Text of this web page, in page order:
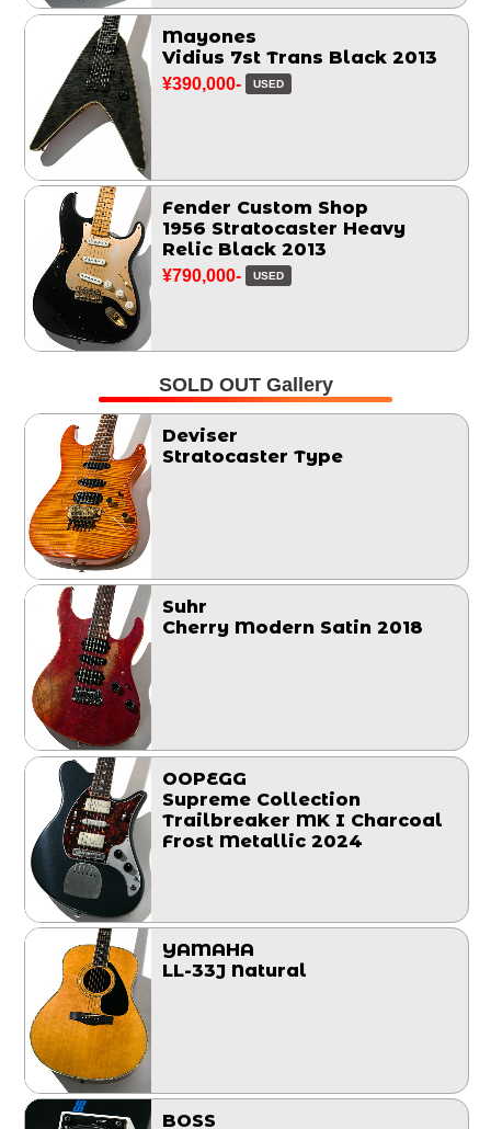
Mayones
Vidius 7st Trans Black 2013
¥390,000- USED
Fender Custom Shop
1956 Stratocaster Heavy
Relic Black 2013
¥790,000- USED
SOLD OUT Gallery
Deviser
Stratocaster Type
Suhr
Cherry Modern Satin 2018
OOPEGG
Supreme Collection
Trailbreaker MK I Charcoal
Frost Metallic 2024
YAMAHA
LL-33J Natural
BOSS